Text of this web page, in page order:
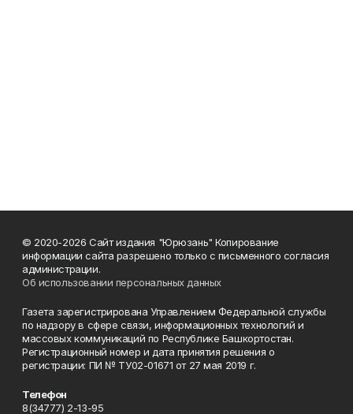
© 2020-2026 Сайт издания "Юрюзань" Копирование
информации сайта разрешено только с письменного согласия
администрации.
Об использовании персональных данных
Газета зарегистрирована Управлением Федеральной службы
по надзору в сфере связи, информационных технологий и
массовых коммуникаций по Республике Башкортостан.
Регистрационный номер и дата принятия решения о
регистрации: ПИ № ТУ02-01671 от 27 мая 2019 г.
Телефон
8(34777) 2-13-95